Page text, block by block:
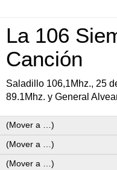
La 106
Canción
Saladillo 106,1Mhz., 25
89.1Mhz. y General